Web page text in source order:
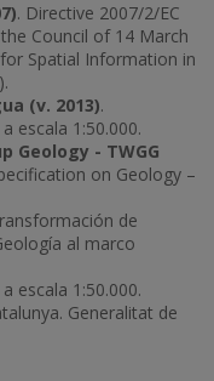
. Directive 2007/2/EC
Council of 14 March
Spatial Information in
(v. 2013).
escala 1:50.000.
Geology - TWGG
on Geology –
de
al marco
escala 1:50.000.
Generalitat de